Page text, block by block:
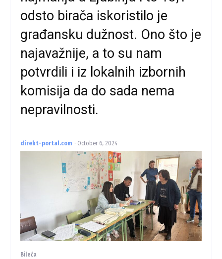
odsto birača iskoristilo je
građansku dužnost. Ono što je
najavažnije, a to su nam
potvrdili i iz lokalnih izbornih
komisija da do sada nema
nepravilnosti.
direkt-portal.com - October 6, 2024
Bileća